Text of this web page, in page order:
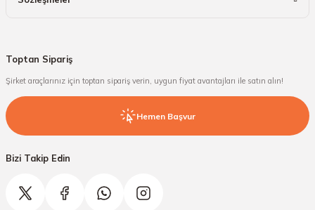
Toptan Sipariş
Şirket araçlarınız için toptan sipariş verin, uygun fiyat avantajları ile satın alın!
Hemen Başvur
Bizi Takip Edin